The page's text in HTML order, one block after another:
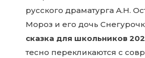
русского драматурга А.Н.
Мороз и его дочь
сказка для школьников
тесно перекликаются с